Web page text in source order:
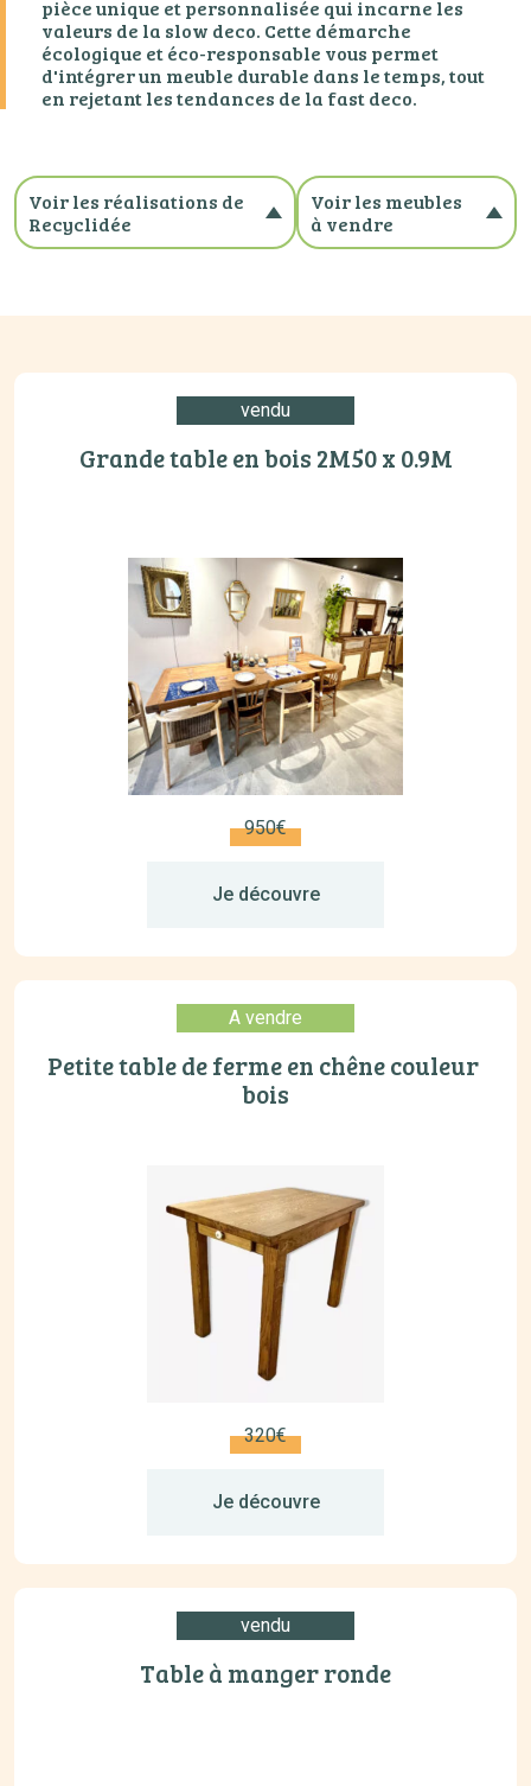
pièce unique et personnalisée qui incarne les
valeurs de la slow deco. Cette démarche
écologique et éco-responsable vous permet
d'intégrer un meuble durable dans le temps, tout
en rejetant les tendances de la fast deco.
Voir les réalisations de
Recyclidée
Voir les meubles
à vendre
no_category
vendu
Grande table en bois 2M50 x 0.9M
950€
Je découvre
A vendre
Petite table de ferme en chêne couleur
bois
320€
Je découvre
vendu
Table à manger ronde